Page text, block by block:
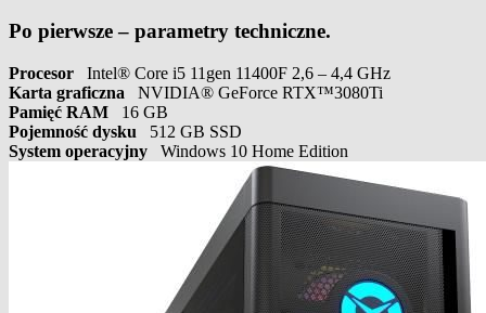
Po pierwsze – parametry techniczne.
Procesor
Intel® Core i5 11gen 11400F 2,6 – 4,4 GHz
Karta graficzna
NVIDIA® GeForce RTX™3080Ti
Pamięć RAM
16 GB
Pojemność dysku
512 GB SSD
System operacyjny
Windows 10 Home Edition